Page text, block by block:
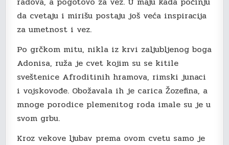
da cvetaju i mirišu postaju još veća inspiracija
za umetnost i vez.
Po grčkom mitu, nikla iz krvi zaljubljenog boga
Adonisa, ruža je cvet kojim su se kitile
sveštenice Afroditinih hramova, rimski junaci
i vojskovođe. Obožavala ih je carica Žozefina, a
mnoge porodice plemenitog roda imale su je u
svom grbu.
Kroz vekove ljubav prema ovom cvetu samo je